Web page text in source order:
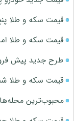
قیمت سکه و طلا پنج‌شنبه 15
قیمت سکه و طلا امروز
طرح جدید پیش فروش
قیمت سکه و طلا شنبه 17 مرداد
محبوب‌ترین